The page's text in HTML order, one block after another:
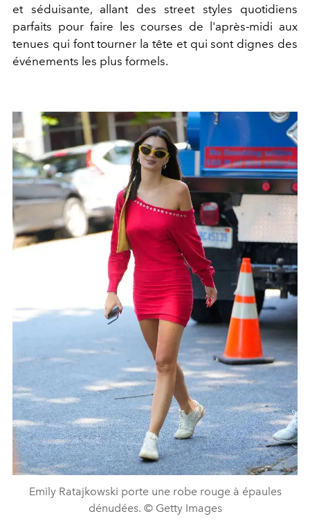
et séduisante, allant des street styles quotidiens
parfaits pour faire les courses de l'après-midi aux
tenues qui font tourner la tête et qui sont dignes des
événements les plus formels.
Emily Ratajkowski porte une robe rouge à épaules
dénudées. © Getty Images